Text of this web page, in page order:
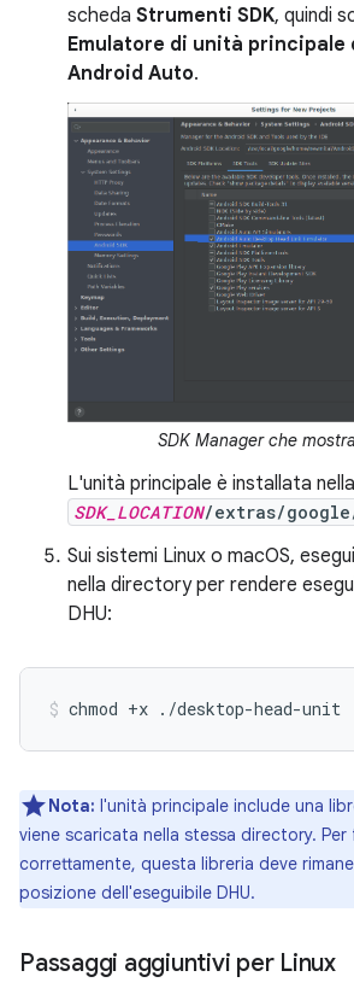
scheda Strumenti SDK, quindi
Emulatore di unità principale
Android Auto.
SDK Manager che
L'unità principale è installata
SDK_LOCATION/extras/
Sui sistemi Linux o macOS,
nella directory per rendere
DHU:
chmod +x ./desktop-head-unit
Nota: l'unità principale include una
viene scaricata nella stessa directory.
correttamente, questa libreria deve
posizione dell'eseguibile DHU.
Passaggi aggiuntivi per Linux